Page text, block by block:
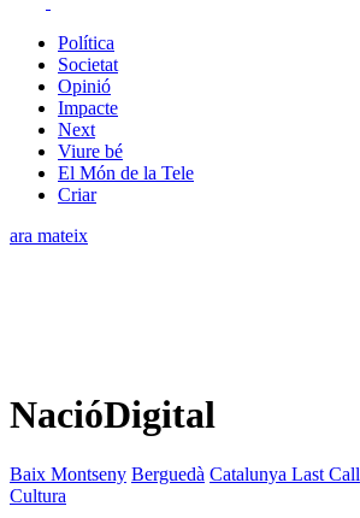
Política
Societat
Opinió
Impacte
Next
Viure bé
El Món de la Tele
Criar
ara mateix
NacióDigital
Baix Montseny Berguedà Catalunya Last Call
Cultura